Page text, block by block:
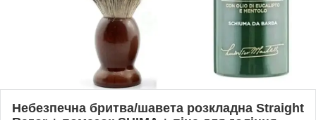
Небезпечна бритва/шавета розкладна Straight